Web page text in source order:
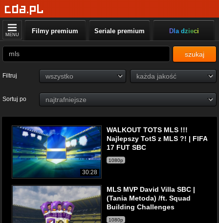
MENU Filmy premium Seriale premium Dla dzieci
szukaj
Filtruj
Sortuj po
30:28
WALKOUT TOTS MLS !!!
Najlepszy TotS z MLS ?! | FIFA
17 FUT SBC
1080p
MLS MVP David Villa SBC |
(Tania Metoda) /ft. Squad
Building Challenges
1080p